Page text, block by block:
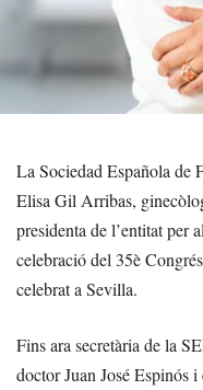
La Sociedad Española de
Elisa Gil Arribas,
presidenta de l’entitat per
celebració del 35è
celebrat a Sevilla.
Fins ara secretària de la
doctor Juan José Espinós